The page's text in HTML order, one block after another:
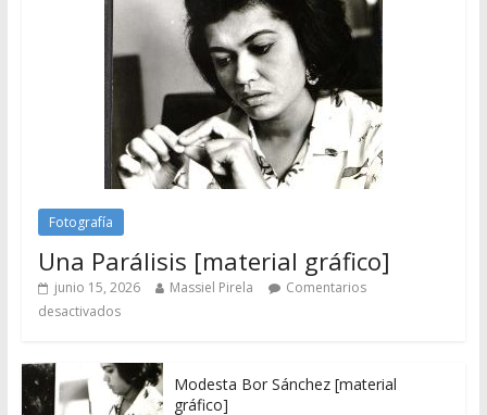
Fotografía
Una Parálisis [material gráfico]
junio 15, 2026 Massiel Pirela
Comentarios
desactivados
Modesta Bor Sánchez [material
gráfico]